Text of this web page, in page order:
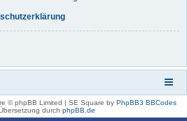
© phpBB Limited | SE Square by PhpBB3 BBCodes
durch phpBB.de